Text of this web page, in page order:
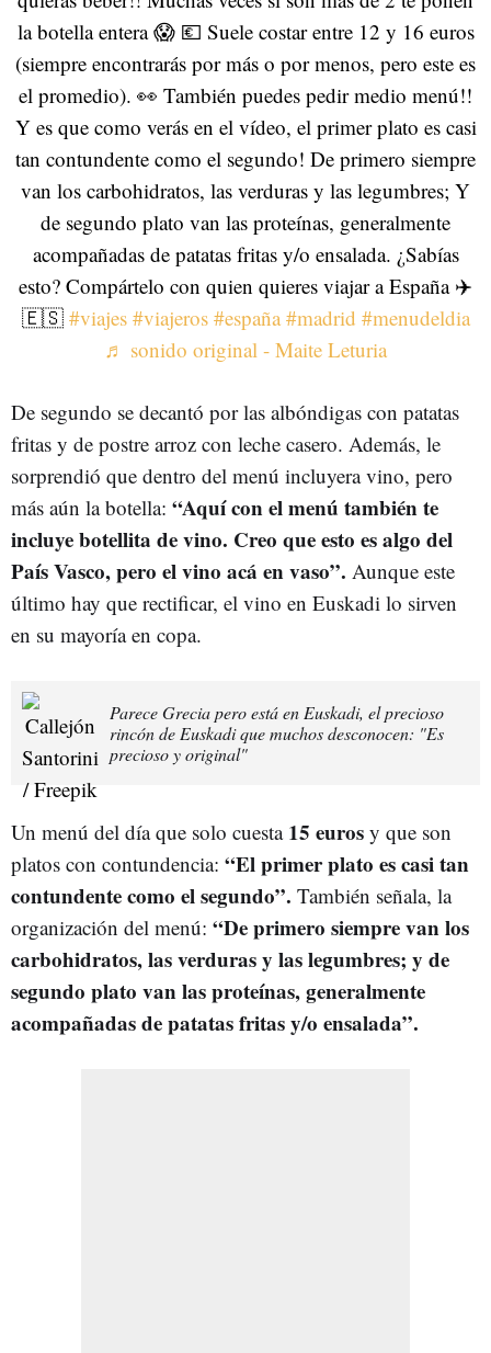
la botella entera 😱 💶 Suele costar entre 12 y 16 euros
(siempre encontrarás por más o por menos, pero este es
el promedio). 👀 También puedes pedir medio menú!!
Y es que como verás en el vídeo, el primer plato es casi
tan contundente como el segundo! De primero siempre
van los carbohidratos, las verduras y las legumbres; Y
de segundo plato van las proteínas, generalmente
acompañadas de patatas fritas y/o ensalada. ¿Sabías
esto? Compártelo con quien quieres viajar a España ✈️
🇪🇸 #viajes #viajeros #españa #madrid #menudeldia
♬ sonido original - Maite Leturia
De segundo se decantó por las albóndigas con patatas
fritas y de postre arroz con leche casero. Además, le
sorprendió que dentro del menú incluyera vino, pero
más aún la botella: “Aquí con el menú también te
incluye botellita de vino. Creo que esto es algo del
País Vasco, pero el vino acá en vaso”. Aunque este
último hay que rectificar, el vino en Euskadi lo sirven
en su mayoría en copa.
Parece Grecia pero está en Euskadi, el precioso
rincón de Euskadi que muchos desconocen: "Es
precioso y original"
Un menú del día que solo cuesta 15 euros y que son
platos con contundencia: “El primer plato es casi tan
contundente como el segundo”. También señala, la
organización del menú: “De primero siempre van los
carbohidratos, las verduras y las legumbres; y de
segundo plato van las proteínas, generalmente
acompañadas de patatas fritas y/o ensalada”.